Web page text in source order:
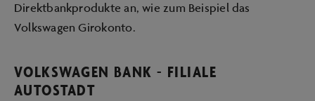
Direktbankprodukte an, wie zum Beispiel das
Volkswagen Girokonto.
VOLKSWAGEN BANK - FILIALE
AUTOSTADT